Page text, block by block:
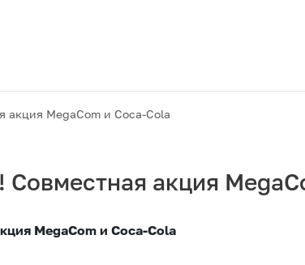
MegaCom и Coca-Cola
акция
MegaCom и Coca-Cola